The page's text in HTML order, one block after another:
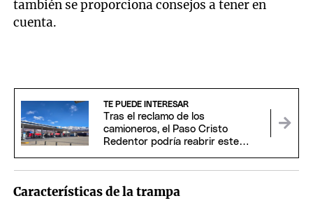
también se proporciona consejos a tener en
cuenta.
TE PUEDE INTERESAR
Tras el reclamo de los
camioneros, el Paso Cristo
Redentor podría reabrir este
Características de la trampa